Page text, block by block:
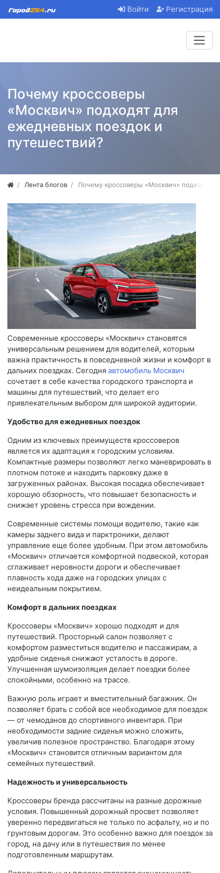
Войти Регистрация
Почему кроссоверы
«Москвич» подходят для
ежедневных поездок и
путешествий?
Лента блогов Почему кроссоверы «Москвич» подходят
Современные кроссоверы «Москвич» становятся
универсальным решением для водителей, которым
важна практичность в повседневной жизни и комфорт в
дальних поездках. Сегодня автомобиль Москвич
сочетает в себе качества городского транспорта и
машины для путешествий, что делает его
привлекательным выбором для широкой аудитории.
Удобство для ежедневных поездок
Одним из ключевых преимуществ кроссоверов
является их адаптация к городским условиям.
Компактные размеры позволяют легко маневрировать в
плотном потоке и находить парковку даже в
загруженных районах. Высокая посадка обеспечивает
хорошую обзорность, что повышает безопасность и
снижает уровень стресса при вождении.
Современные системы помощи водителю, такие как
камеры заднего вида и парктроники, делают
управление еще более удобным. При этом автомобиль
«Москвич» отличается комфортной подвеской, которая
сглаживает неровности дороги и обеспечивает
плавность хода даже на городских улицах с
неидеальным покрытием.
Комфорт в дальних поездках
Кроссоверы «Москвич» хорошо подходят и для
путешествий. Просторный салон позволяет с
комфортом разместиться водителю и пассажирам, а
удобные сиденья снижают усталость в дороге.
Улучшенная шумоизоляция делает поездки более
спокойными, особенно на трассе.
Важную роль играет и вместительный багажник. Он
позволяет брать с собой все необходимое для поездок
— от чемоданов до спортивного инвентаря. При
необходимости задние сиденья можно сложить,
увеличив полезное пространство. Благодаря этому
«Москвич» становится отличным вариантом для
семейных путешествий.
Надежность и универсальность
Кроссоверы бренда рассчитаны на разные дорожные
условия. Повышенный дорожный просвет позволяет
уверенно передвигаться не только по асфальту, но и по
грунтовым дорогам. Это особенно важно для поездок за
город, на дачу или в путешествия по менее
подготовленным маршрутам.